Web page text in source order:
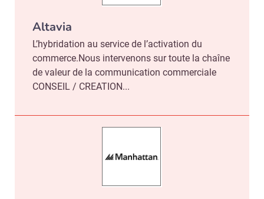
Altavia
L’hybridation au service de l’activation du
commerce.Nous intervenons sur toute la chaîne
de valeur de la communication commerciale
CONSEIL / CREATION...